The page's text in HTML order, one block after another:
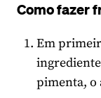
Como fazer
Em
pimenta, o